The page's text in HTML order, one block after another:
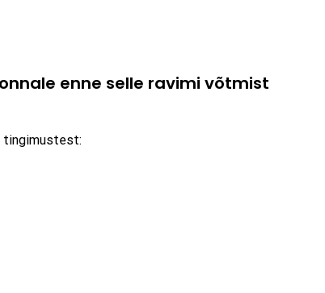
enne selle ravimi võtmist
tingimustest: